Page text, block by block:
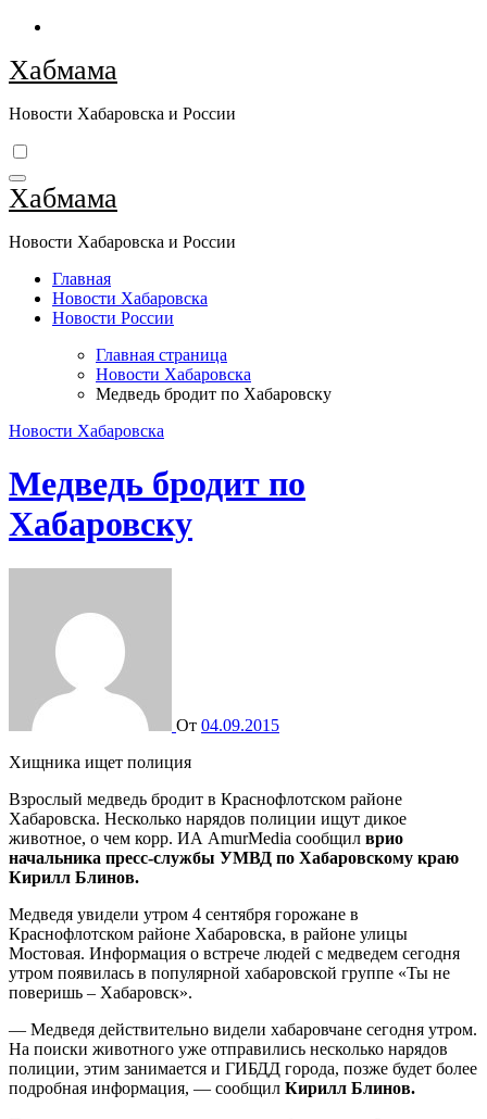
Перейти
содержимому
Хабмама
Новости Хабаровска и России
Хабмама
Новости Хабаровска и России
Главная
Новости Хабаровска
Новости России
Главная страница
Новости Хабаровска
Медведь бродит по Хабаровску
Новости Хабаровска
Медведь бродит по
Хабаровску
От 04.09.2015
Хищника ищет полиция
Взрослый медведь бродит в Краснофлотском районе
Хабаровска. Несколько нарядов полиции ищут дикое
животное, о чем корр. ИА AmurMedia сообщил врио
начальника пресс-службы УМВД по Хабаровскому краю
Кирилл Блинов.
Медведя увидели утром 4 сентября горожане в
Краснофлотском районе Хабаровска, в районе улицы
Мостовая. Информация о встрече людей с медведем сегодня
утром появилась в популярной хабаровской группе «Ты не
поверишь – Хабаровск».
— Медведя действительно видели хабаровчане сегодня утром.
На поиски животного уже отправились несколько нарядов
полиции, этим занимается и ГИБДД города, позже будет более
подробная информация, — сообщил Кирилл Блинов.